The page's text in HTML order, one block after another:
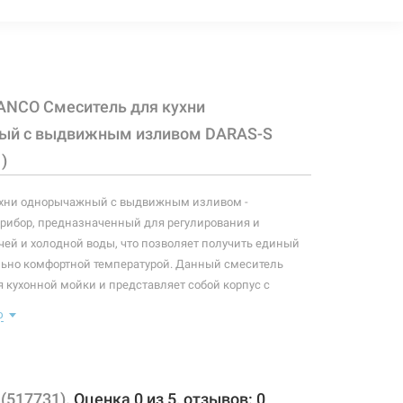
Смеситель для кухни
с выдвижным изливом DARAS-S
однорычажный с выдвижным изливом -
предназначенный для регулирования и
и холодной воды, что позволяет получить единый
комфортной температурой. Данный смеситель
мойки и представляет собой корпус с
поток и температуру воды.
Оценка 0 из 5, отзывов: 0